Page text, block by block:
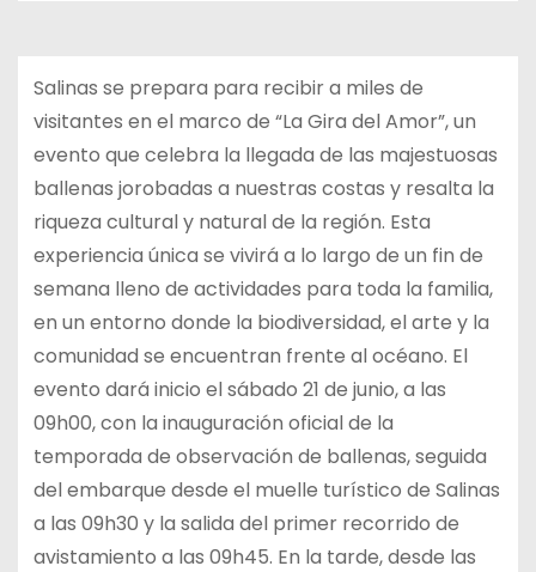
Salinas se prepara para recibir a miles de
visitantes en el marco de “La Gira del Amor”, un
evento que celebra la llegada de las majestuosas
ballenas jorobadas a nuestras costas y resalta la
riqueza cultural y natural de la región. Esta
experiencia única se vivirá a lo largo de un fin de
semana lleno de actividades para toda la familia,
en un entorno donde la biodiversidad, el arte y la
comunidad se encuentran frente al océano. El
evento dará inicio el sábado 21 de junio, a las
09h00, con la inauguración oficial de la
temporada de observación de ballenas, seguida
del embarque desde el muelle turístico de Salinas
a las 09h30 y la salida del primer recorrido de
avistamiento a las 09h45. En la tarde, desde las